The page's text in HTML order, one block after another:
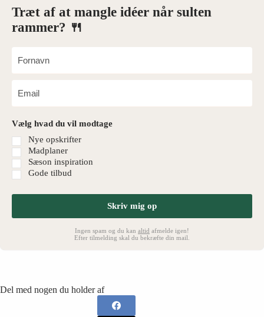
Træt af at mangle idéer når sulten
rammer? 🍴
Vælg hvad du vil modtage
Nye opskrifter
Madplaner
Sæson inspiration
Gode tilbud
Skriv mig op
Ingen spam og du kan altid afmelde igen!
Efter tilmelding skal du bekræfte din mail.
Del med nogen du holder af